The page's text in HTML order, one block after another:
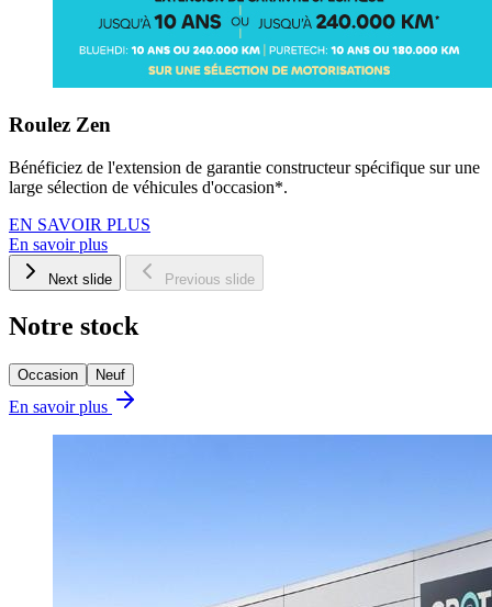
Roulez Zen
Bénéficiez de l'extension de garantie constructeur spécifique sur une
large sélection de véhicules d'occasion*.
EN SAVOIR PLUS
En savoir plus
Next slide Previous slide
Notre stock
Occasion Neuf
En savoir plus